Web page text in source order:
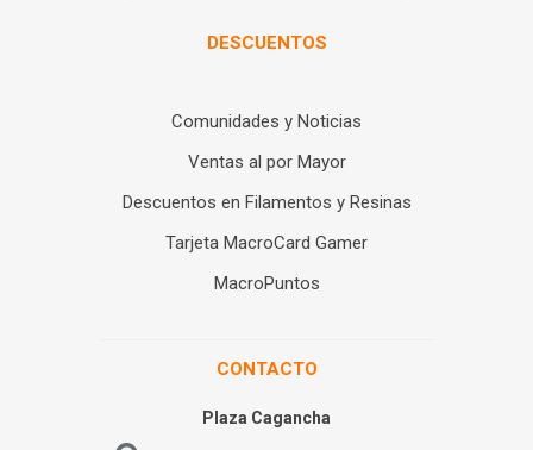
DESCUENTOS
Comunidades y Noticias
Ventas al por Mayor
Descuentos en Filamentos y Resinas
Tarjeta MacroCard Gamer
MacroPuntos
CONTACTO
Plaza Cagancha